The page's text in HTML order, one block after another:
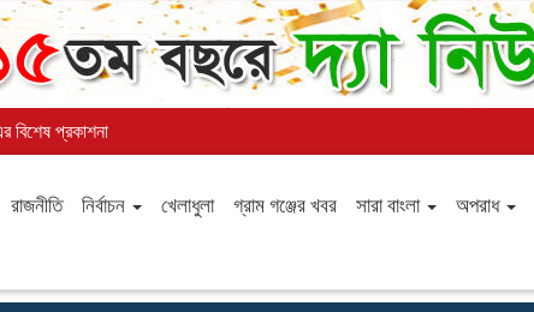
বিশেষ প্রকাশনা
রাজনীতি নির্বাচন খেলাধুলা গ্রাম গঞ্জের খবর সারা বাংলা অপরাধ